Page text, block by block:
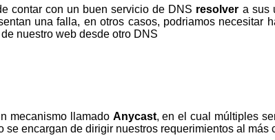
contar con un buen servicio de DNS resolver a sus
una falla, en otros casos, podriamos necesitar
nuestro web desde otro DNS
mecanismo llamado Anycast, en el cual múltiples
se encargan de dirigir nuestros requerimientos al más